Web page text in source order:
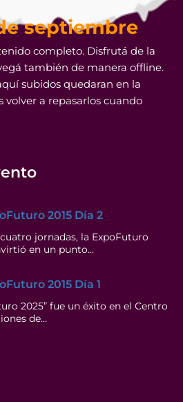
septiembre
completo. Disfrutá de la
también de manera offline.
subidos quedaran en la
volver a repasarlos cuando
2015 Día 2
jornadas, la ExpoFuturo
en un punto…
2015 Día 1
2025” fue un éxito en el Centro
de…